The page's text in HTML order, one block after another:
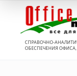
СПРАВОЧНО-
ОБЕСПЕЧЕНИЯ ОФИСА,